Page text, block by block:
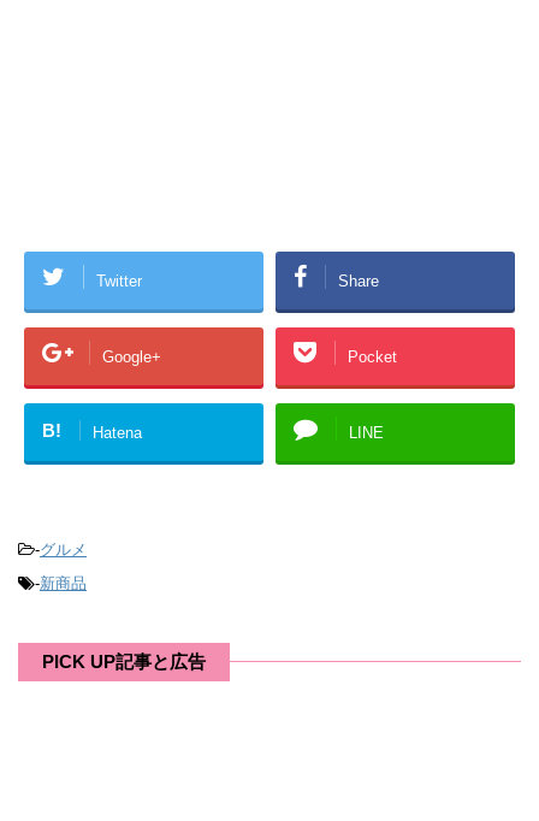
Twitter Share
Google+ Pocket
B! Hatena LINE
-グルメ
-新商品
PICK UP記事と広告